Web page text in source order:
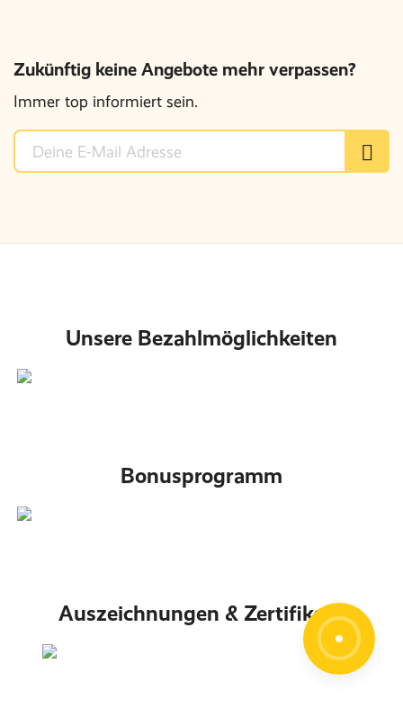
Zukünftig keine Angebote mehr verpassen?
Immer top informiert sein.
Unsere Bezahlmöglichkeiten
Bonusprogramm
Auszeichnungen & Zertifikate